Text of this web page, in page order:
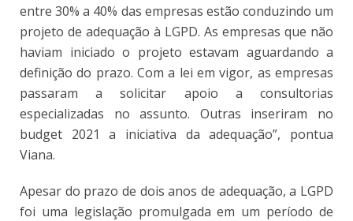
entre 30% a 40% das empresas estão conduzindo um
projeto de adequação à LGPD. As empresas que não
haviam iniciado o projeto estavam aguardando a
definição do prazo. Com a lei em vigor, as empresas
passaram a solicitar apoio a consultorias
especializadas no assunto. Outras inseriram no
budget 2021 a iniciativa da adequação”, pontua
Viana.
Apesar do prazo de dois anos de adequação, a LGPD
foi uma legislação promulgada em um período de